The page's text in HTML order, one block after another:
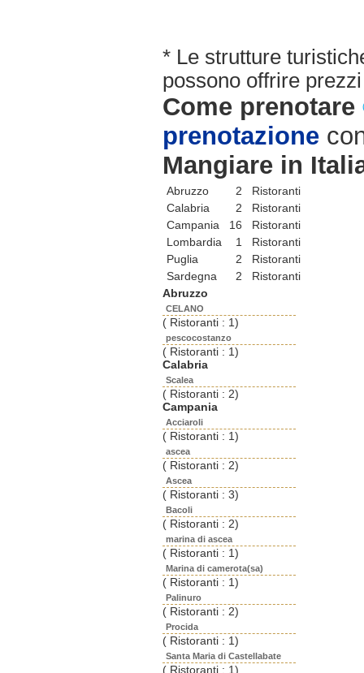
* Le strutture
possono offrire
Come prenotare
prenotazione
Mangiare in
Abruzzo
2 Ristoranti
Calabria
2 Ristoranti
Campania
16 Ristoranti
Lombardia
1 Ristoranti
Puglia
2 Ristoranti
Sardegna
2 Ristoranti
Abruzzo
CELANO
( Ristoranti : 1)
pescocostanzo
( Ristoranti : 1)
Calabria
Scalea
( Ristoranti : 2)
Campania
Acciaroli
( Ristoranti : 1)
ascea
( Ristoranti : 2)
Ascea
( Ristoranti : 3)
Bacoli
( Ristoranti : 2)
marina di ascea
( Ristoranti : 1)
Marina di camerota(sa)
( Ristoranti : 1)
Palinuro
( Ristoranti : 2)
Procida
( Ristoranti : 1)
Santa Maria di Castellabate
( Ristoranti : 1)